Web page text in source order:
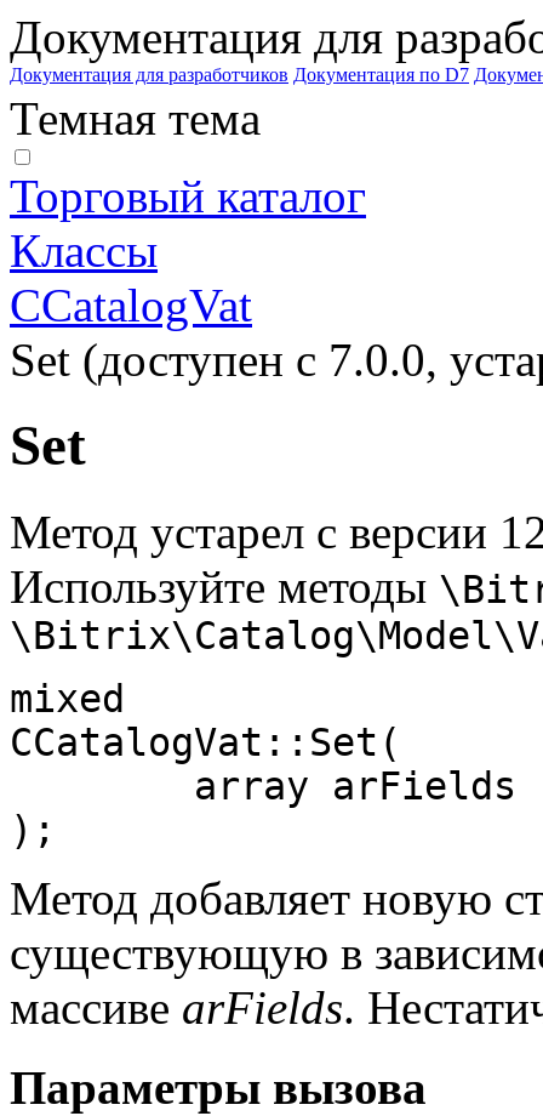
Документация для
Документация для разработчиков Документация по D7
Темная тема
Торговый каталог
Классы
CCatalogVat
Set (доступен с 7.0.0,
Set
Метод устарел с версии
Используйте методы
mixed
CCatalogVat::Set(
);
Метод добавляет новую
существующую в
массиве arFields.
Параметры вызова